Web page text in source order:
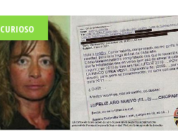
Fuerte abandonado del siglo XIX
CURIOSO